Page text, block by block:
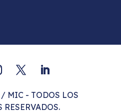
MIC - TODOS LOS
RESERVADOS.